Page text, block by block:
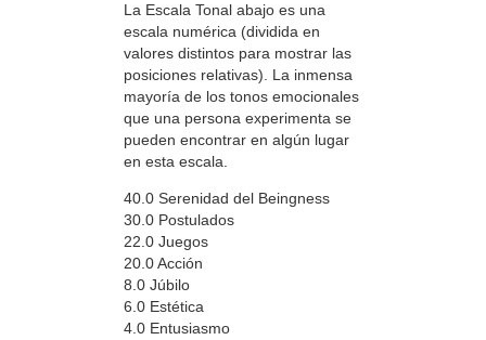
La Escala Tonal abajo es una
escala numérica (dividida en
valores distintos para mostrar las
posiciones relativas). La inmensa
mayoría de los tonos emocionales
que una persona experimenta se
pueden encontrar en algún lugar
en esta escala.
40.0 Serenidad del Beingness
30.0 Postulados
22.0 Juegos
20.0 Acción
8.0 Júbilo
6.0 Estética
4.0 Entusiasmo